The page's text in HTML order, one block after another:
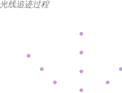
光线追迹过程